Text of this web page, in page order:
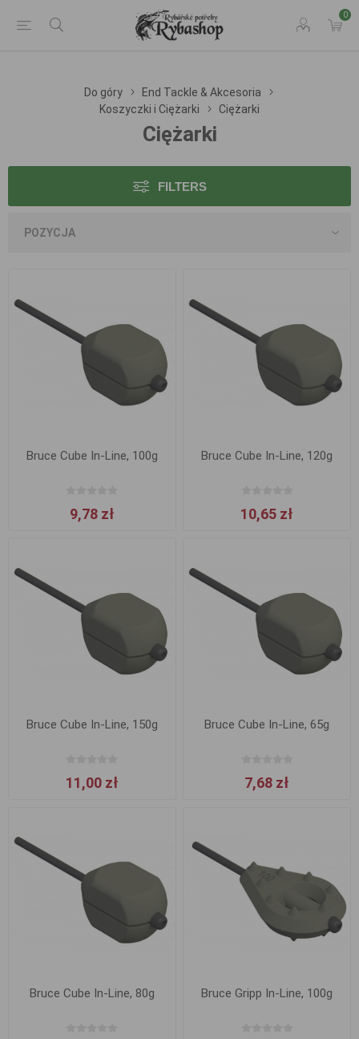
0
Do góry
End Tackle & Akcesoria
Koszyczki i Ciężarki
Ciężarki
Ciężarki
FILTERS
Bruce Cube In-Line, 100g
9,78 zł
Bruce Cube In-Line, 120g
10,65 zł
Bruce Cube In-Line, 150g
11,00 zł
Bruce Cube In-Line, 65g
7,68 zł
Bruce Cube In-Line, 80g Bruce Gripp In-Line, 100g